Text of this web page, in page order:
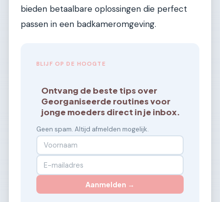
bieden betaalbare oplossingen die perfect
passen in een badkameromgeving.
BLIJF OP DE HOOGTE
Ontvang de beste tips over
Georganiseerde routines voor
jonge moeders direct in je inbox.
Geen spam. Altijd afmelden mogelijk.
Aanmelden →